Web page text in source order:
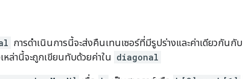
การดำเนินการนี้จะส่งคืนเทนเซอร์ที่มีรูปร่างและค่าเดียวกันกับ
ล่านี้จะถูกเขียนทับด้วยค่าใน diagonal